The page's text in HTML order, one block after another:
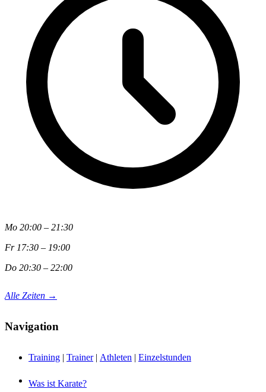
Mo 20:00 – 21:30
Fr 17:30 – 19:00
Do 20:30 – 22:00
Alle Zeiten →
Navigation
Training | Trainer | Athleten | Einzelstunden
Was ist Karate?